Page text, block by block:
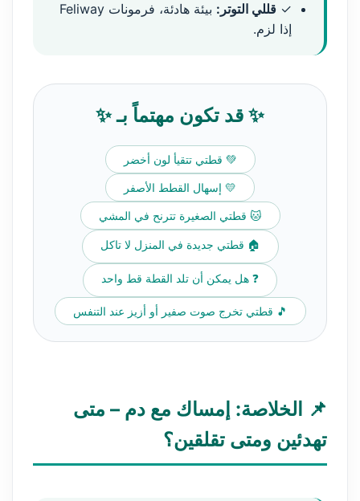
✓ قللي التوتر:
بيئة هادئة، فرمونات Feliway
إذا لزم.
✨ قد تكون مهتماً بـ ✨
💚 قطتي تتقيأ لون أخضر
💛 إسهال القطط الأصفر
🐱 قطتي الصغيرة تترنح في المشي
🏠 قطتي جديدة في المنزل لا تاكل
❓ هل يمكن أن تلد القطة قط واحد
🎵 قطتي تخرج صوت صفير أو أزيز عند التنفس
📌 الخلاصة: إمساك مع دم – متى
تهدئين ومتى تقلقين؟